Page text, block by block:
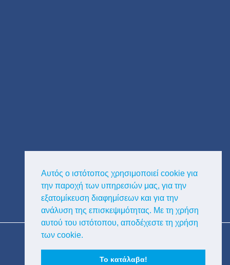
Αυτός ο ιστότοπος χρησιμοποιεί cookie για
την παροχή των υπηρεσιών μας, για την
εξατομίκευση διαφημίσεων και για την
ανάλυση της επισκεψιμότητας. Με τη χρήση
αυτού του ιστότοπου, αποδέχεστε τη χρήση
των cookie.
Το κατάλαβα!
Copyright © Κυκλαδική Διαφημιστική